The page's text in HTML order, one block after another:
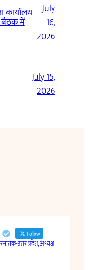
कार्यालय
बैठक में
July
16,
2026
July 15,
2026